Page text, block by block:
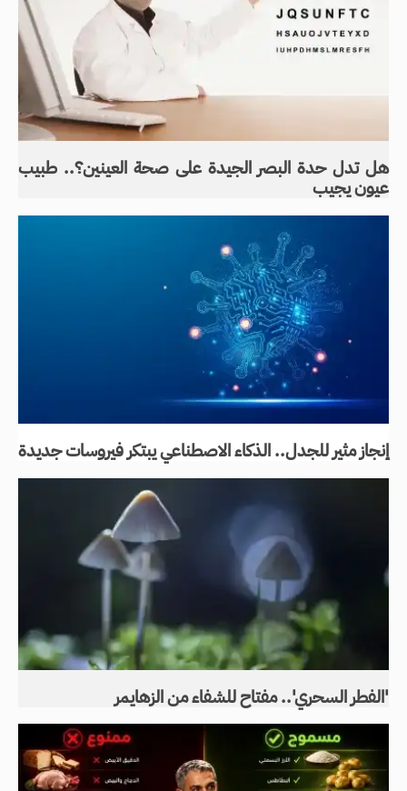
هل تدل حدة البصر الجيدة على صحة العينين؟.. طبيب
عيون يجيب
إنجاز مثير للجدل.. الذكاء الاصطناعي يبتكر فيروسات جديدة
'الفطر السحري'.. مفتاح للشفاء من الزهايمر